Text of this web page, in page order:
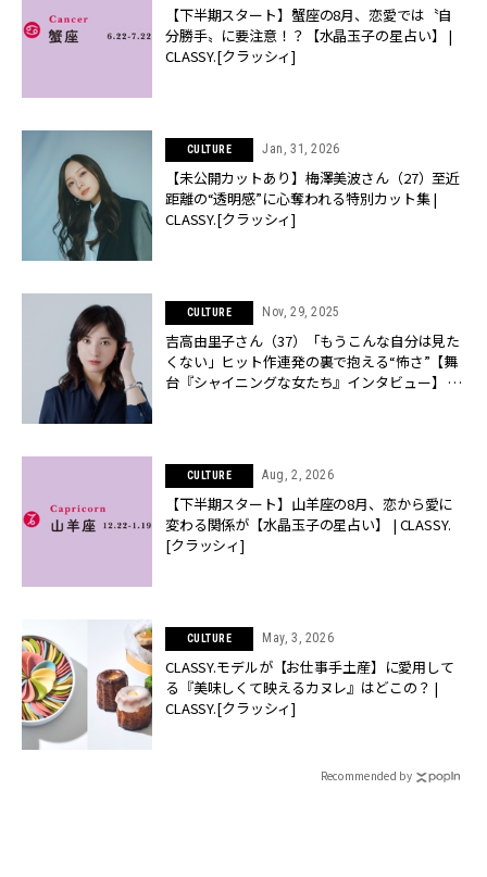
【下半期スタート】蟹座の8月、恋愛では〝自
分勝手〟に要注意！？【水晶玉子の星占い】 |
CLASSY.[クラッシィ]
CULTURE Jan, 31, 2026
【未公開カットあり】梅澤美波さん（27）至近
距離の“透明感”に心奪われる特別カット集 |
CLASSY.[クラッシィ]
CULTURE Nov, 29, 2025
吉高由里子さん（37）「もうこんな自分は見た
くない」ヒット作連発の裏で抱える“怖さ”【舞
台『シャイニングな女たち』インタビュー】 |
CULTURE Aug, 2, 2026
【下半期スタート】山羊座の8月、恋から愛に
変わる関係が【水晶玉子の星占い】 | CLASSY.
[クラッシィ]
CULTURE May, 3, 2026
CLASSY.モデルが【お仕事手土産】に愛用して
る『美味しくて映えるカヌレ』はどこの？ |
CLASSY.[クラッシィ]
Recommended by